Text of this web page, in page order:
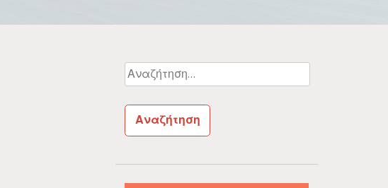
Αναζήτηση
για: